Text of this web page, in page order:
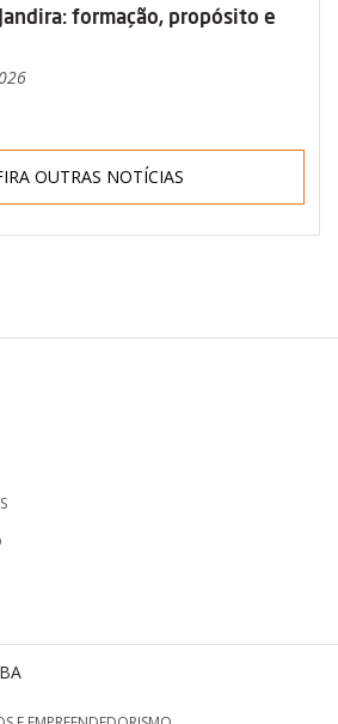
formação, propósito e
OUTRAS NOTÍCIAS